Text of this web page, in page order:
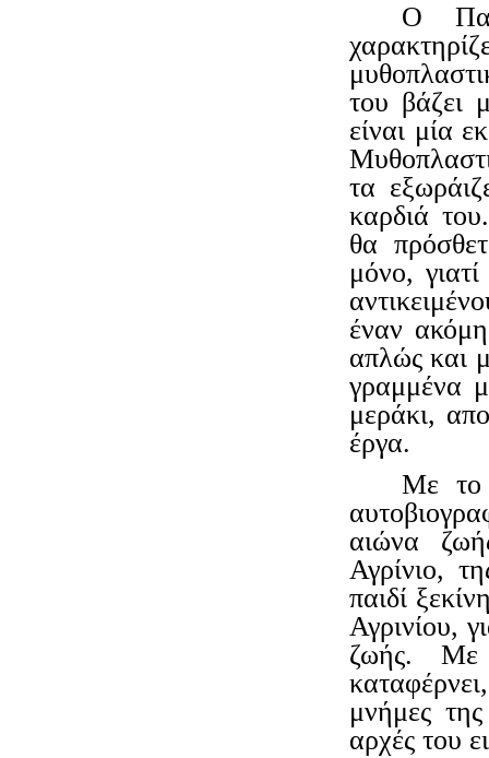
Ο
του βάζει
είναι μία
τα
καρδιά
θα
μόνο,
έναν
απλώς και
γραμμένα
μεράκι,
έργα.
Με το
αιώνα
Αγρίνιο,
παιδί
Αγρινίου,
ζωής. Με
μνήμες
αρχές του